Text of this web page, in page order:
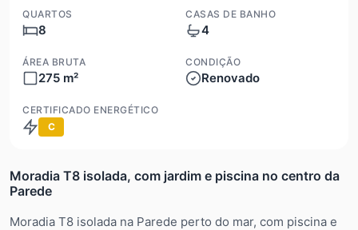
QUARTOS
8
CASAS DE BANHO
4
ÁREA BRUTA
275 m²
CONDIÇÃO
Renovado
CERTIFICADO ENERGÉTICO
C
Moradia T8 isolada, com jardim e piscina no centro da
Parede
Moradia T8 isolada na Parede perto do mar, com piscina e